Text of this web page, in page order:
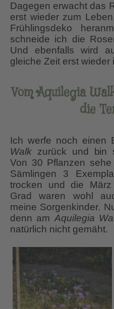
Dagegen erwacht das
erst wieder zum
Frühlingsdeko
schneide ich die
Und ebenfalls wird
gleiche Zeit erst
Vom Aquilegia
die
Ich werfe noch einen
Walk zurück und bin
Von 30 Pflanzen
Sämlingen 3
trocken und die
Grad waren wohl
meine Sorgenkinder.
denn am Aquilegia
natürlich nicht gemäht.